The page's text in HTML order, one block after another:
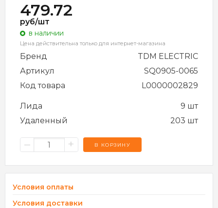
479.72
руб/шт
в наличии
Цена действительна только для интернет-магазина
Бренд
TDM ELECTRIC
Артикул
SQ0905-0065
Код товара
L0000002829
Лида
9 шт
Удаленный
203 шт
– + В КОРЗИНУ
Условия оплаты
Условия доставки